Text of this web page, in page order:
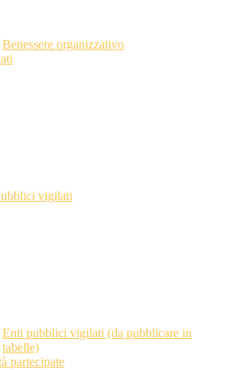
Benessere organizzativo
vigilati
Enti pubblici vigilati (da pubblicare in
tabelle)
partecipate